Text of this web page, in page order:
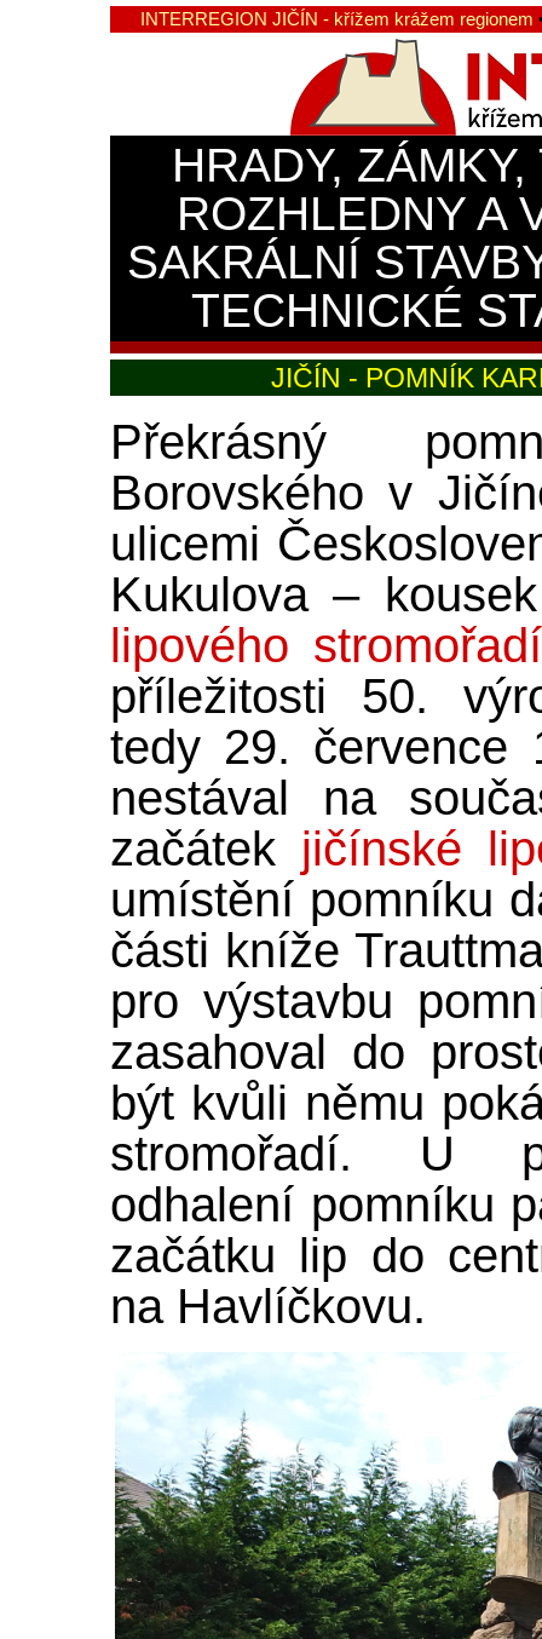
INTERREGION JIČÍN - křížem krážem regionem
HRADY,
ROZHLEDNY A
SAKRÁLNÍ
TECHNICKÉ
JIČÍN - POMNÍK
Překrásný
Borovského v
ulicemi
Kukulova –
lipového stromořadí
příležitosti 50.
tedy 29. července
nestával na
začátek jičínské
umístění pomníku
části kníže
pro výstavbu
zasahoval do
být kvůli němu
stromořadí. U
odhalení pomníku
začátku lip do
na Havlíčkovu.